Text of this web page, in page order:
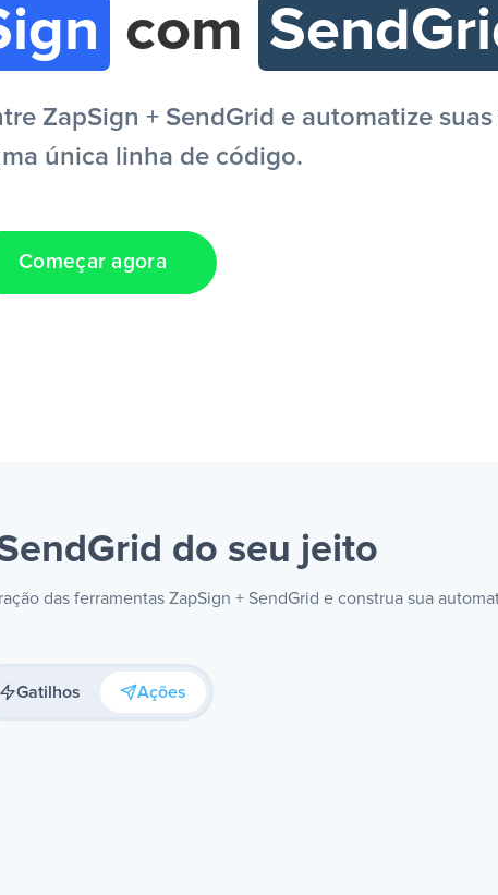
com
ZapSign + SendGrid e automatize
única linha de código.
Começar agora
do seu jeito
das ferramentas ZapSign + SendGrid e construa sua
Gatilhos Ações